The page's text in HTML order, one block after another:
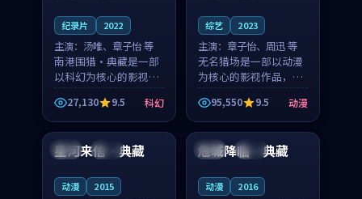
纪录片 2022
主演： 汤唯、章子怡 等
南港围猎·典藏是一部
以科幻为核心的影视作
品，围绕危机、反转与
人物成长展开，整体节
奏紧凑，值得推荐观
看。
27,130 9.5 科幻
综艺 2023
主演： 章子怡、周迅 等
无名猎场是一部以动漫
为核心的影视作品，围
绕危机、反转与人物成
长展开，整体节奏紧
凑，值得推荐观看。
95,550 9.5 动漫
英国 院线
星河来信·典藏
动漫 2015
中国 热播
危城降临·典藏
动漫 2016